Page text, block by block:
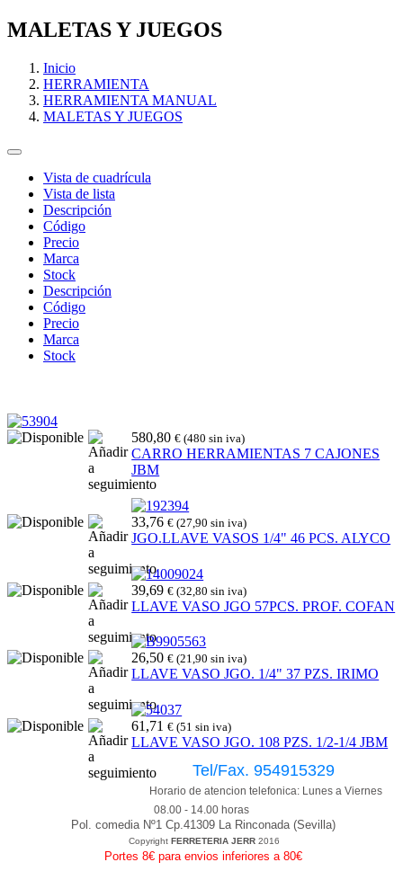
MALETAS Y JUEGOS
Inicio
HERRAMIENTA
HERRAMIENTA MANUAL
MALETAS Y JUEGOS
Vista de cuadrícula
Vista de lista
Descripción
Código
Precio
Marca
Stock
Descripción
Código
Precio
Marca
Stock
580,80€ (480 sin iva)
CARRO HERRAMIENTAS 7 CAJONES
JBM
33,76€ (27,90 sin iva)
JGO.LLAVE VASOS 1/4" 46 PCS. ALYCO
39,69€ (32,80 sin iva)
LLAVE VASO JGO 57PCS. PROF. COFAN
26,50€ (21,90 sin iva)
LLAVE VASO JGO. 1/4" 37 PZS. IRIMO
61,71€ (51 sin iva)
LLAVE VASO JGO. 108 PZS. 1/2-1/4 JBM
Tel/Fax. 954915329
Horario de atencion telefonica: Lunes a Viernes
08.00 - 14.00 horas
Pol. comedia Nº1 Cp.41309 La Rinconada (Sevilla)
Copyright FERRETERIA JERR 2016
Portes 8€ para envios inferiores a 80€